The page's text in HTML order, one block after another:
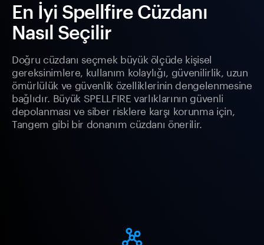
En İyi Spellfire Cüzdanı
Nasıl Seçilir
Doğru cüzdanı seçmek büyük ölçüde kişisel
gereksinimlere, kullanım kolaylığı, güvenilirlik, uzun
ömürlülük ve güvenlik özelliklerinin dengelenmesine
bağlıdır. Büyük SPELLFIRE varlıklarının güvenli
depolanması ve siber risklere karşı korunma için,
Tangem gibi bir donanım cüzdanı önerilir.